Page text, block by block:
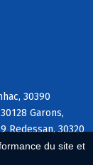
du site et
30390
Garons,
Redessan, 30320